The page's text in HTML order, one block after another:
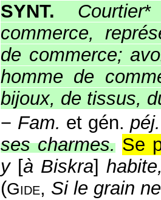
SYNT. Courtier
commerce,
de commerce;
homme de
bijoux, de tissus,
− Fam. et gén. péj.
ses charmes. Se
y[à Biskra]
(Gide, Si le grain